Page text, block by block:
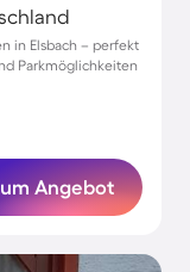
in Elsbach – perfekt
Parkmöglichkeiten
Angebot